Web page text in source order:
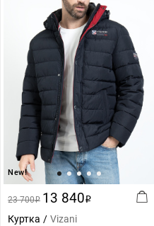
New!
23 700i 13 840i
Куртка Vizani